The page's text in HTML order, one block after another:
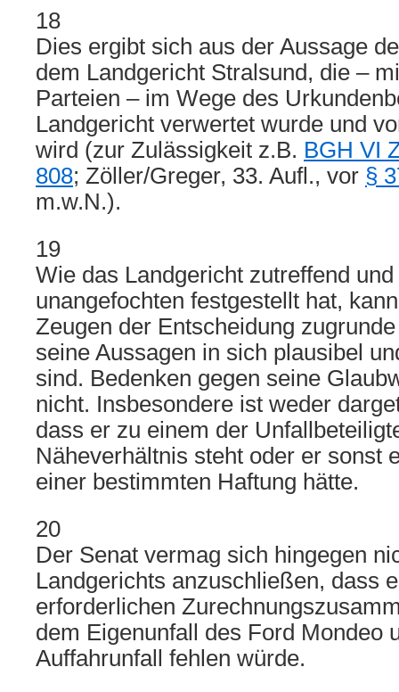
18
Dies ergibt sich aus der Aussage
dem Landgericht Stralsund, die –
Parteien – im Wege des
Landgericht verwertet wurde und
wird (zur Zulässigkeit z.B. BGH VI
808; Zöller/Greger, 33. Aufl., vor §
m.w.N.).
19
Wie das Landgericht zutreffend
unangefochten festgestellt hat,
Zeugen der Entscheidung
seine Aussagen in sich plausibel
sind. Bedenken gegen seine
nicht. Insbesondere ist weder
dass er zu einem der
Näheverhältnis steht oder er sonst
einer bestimmten Haftung hätte.
20
Der Senat vermag sich hingegen
Landgerichts anzuschließen, dass
erforderlichen
dem Eigenunfall des Ford Mondeo
Auffahrunfall fehlen würde.